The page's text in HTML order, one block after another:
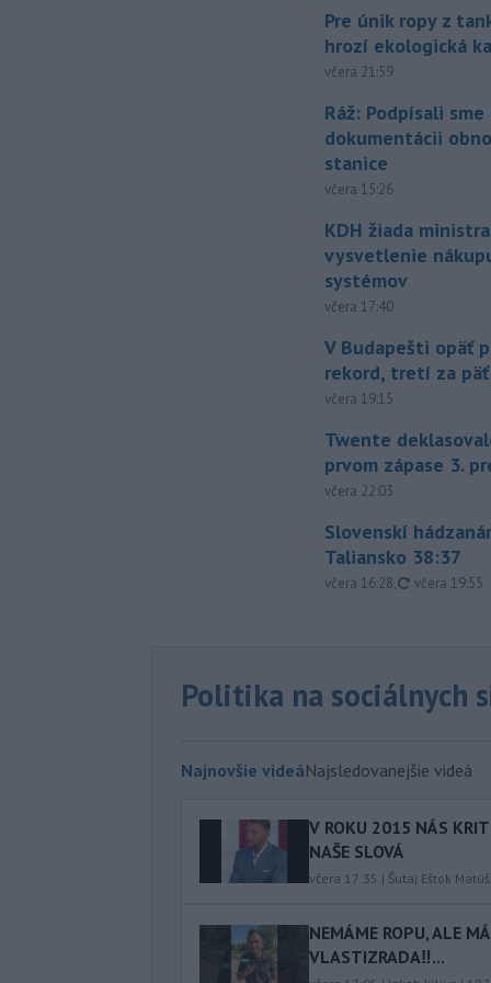
Pre únik ropy z
hrozí ekologická
včera 21:59
Ráž: Podpísali
dokumentácii
stanice
včera 15:26
KDH žiada
vysvetlenie
systémov
včera 17:40
V Budapešti opäť
rekord, tretí za
včera 19:15
Twente
prvom zápase 3.
včera 22:03
Slovenskí
Taliansko 38:37
včera 16:28, aktualizované
včera 19:55
Politika na sociálnych
Najnovšie videáNajsledovanejšie videá
V ROKU 2015 NÁS
NAŠE SLOVÁ
včera 17:35 | Šutaj Eštok Matúš
NEMÁME ROPU, ALE
VLASTIZRADA‼️...